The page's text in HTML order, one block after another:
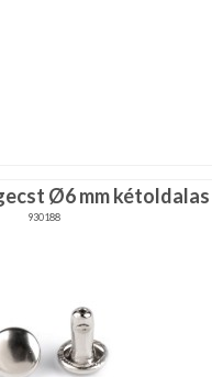
Ø6 mm kétoldalas
930188